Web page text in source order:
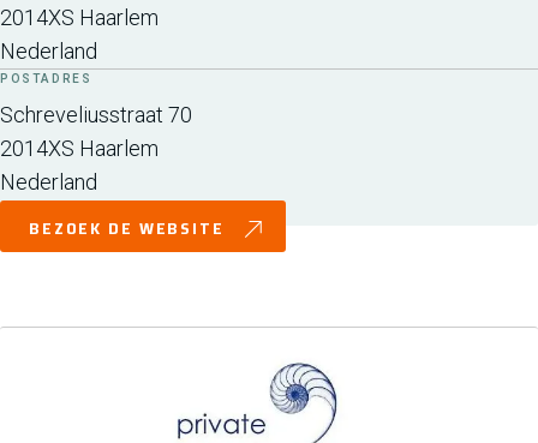
2014XS Haarlem
Nederland
POSTADRES
Schreveliusstraat 70
2014XS Haarlem
Nederland
BEZOEK DE WEBSITE